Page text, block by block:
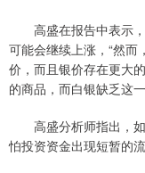
高盛在报告中表示，
可能会继续上涨，“然
价，而且银价存在更大
的商品，而白银缺乏这
高盛分析师指出，如
怕投资资金出现短暂的